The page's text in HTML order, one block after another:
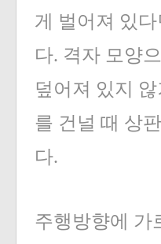
게 벌어져 있
다. 격자 모양
덮어져 있지
를 건널 때 상
다.
주행방향에 가